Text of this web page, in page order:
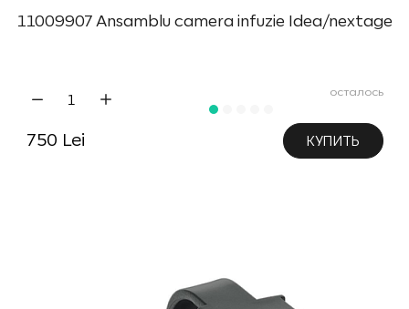
11009907 Ansamblu camera infuzie Idea/nextage
осталось
750 Lei КУПИТЬ